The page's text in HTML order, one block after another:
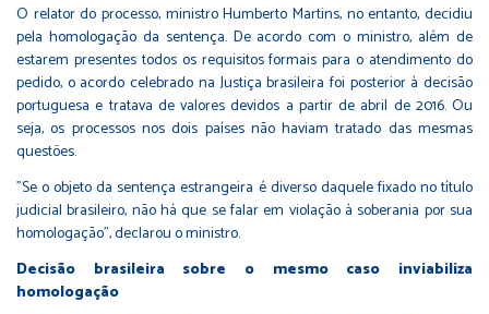
O relator do processo, ministro Humberto Martins, no entanto, decidiu
pela homologação da sentença. De acordo com o ministro, além de
estarem presentes todos os requisitos formais para o atendimento do
pedido, o acordo celebrado na Justiça brasileira foi posterior à decisão
portuguesa e tratava de valores devidos a partir de abril de 2016. Ou
seja, os processos nos dois países não haviam tratado das mesmas
questões.
"Se o objeto da sentença estrangeira é diverso daquele fixado no título
judicial brasileiro, não há que se falar em violação à soberania por sua
homologação", declarou o ministro.
Decisão brasileira sobre o mesmo caso inviabiliza
homologação